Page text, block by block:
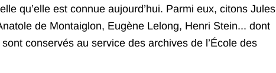
qu’elle est connue aujourd’hui. Parmi eux, citons Jules
de Montaiglon, Eugène Lelong, Henri Stein... dont
sont conservés au service des archives de l’École des